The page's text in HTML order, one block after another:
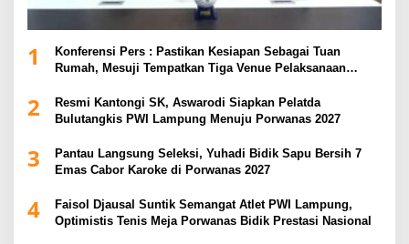
1
Konferensi Pers : Pastikan Kesiapan Sebagai Tuan
Rumah, Mesuji Tempatkan Tiga Venue Pelaksanaan
2
Resmi Kantongi SK, Aswarodi Siapkan Pelatda
Bulutangkis PWI Lampung Menuju Porwanas 2027
3
Pantau Langsung Seleksi, Yuhadi Bidik Sapu Bersih 7
Emas Cabor Karoke di Porwanas 2027
4
Faisol Djausal Suntik Semangat Atlet PWI Lampung,
Optimistis Tenis Meja Porwanas Bidik Prestasi Nasional